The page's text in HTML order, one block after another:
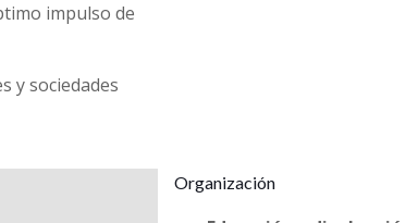
impulso de
y sociedades
Organización